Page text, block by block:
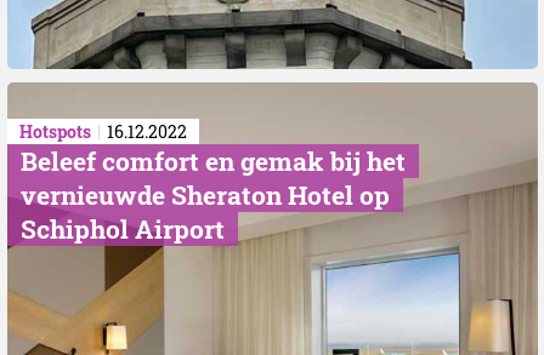
Hotspots 16.12.2022
Beleef comfort en gemak bij het
vernieuwde Sheraton Hotel op
Schiphol Airport